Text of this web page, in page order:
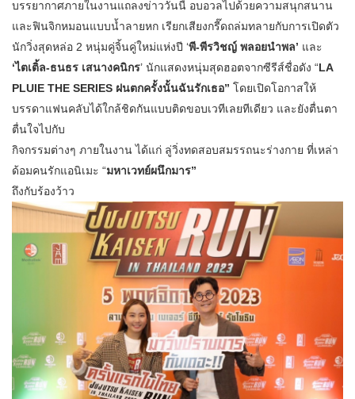
บรรยากาศภายในงานแถลงข่าววันนี้ อบอวลไปด้วยความสนุกสนาน
และฟินจิกหมอนแบบน้ำลายหก เรียกเสียงกรี๊ดถล่มทลายกับการเปิดตัว
นักวิ่งสุดหล่อ 2 หนุ่มคู่จิ้นคู่ใหม่แห่งปี ‘พี-พีรวิชญ์ พลอยนำพล’ และ
‘ไตเติ้ล-ธนธร เสนางคนิกร’ นักแสดงหนุ่มสุดฮอตจากซีรีส์ชื่อดัง “LA
PLUIE THE SERIES ฝนตกครั้งนั้นฉันรักเธอ” โดยเปิดโอกาสให้
บรรดาแฟนคลับได้ใกล้ชิดกันแบบติดขอบเวทีเลยทีเดียว และยังตื่นตา
ตื่นใจไปกับ
กิจกรรมต่างๆ ภายในงาน ได้แก่ ลู่วิ่งทดสอบสมรรถนะร่างกาย ที่เหล่า
ด้อมคนรักแอนิเมะ “มหาเวทย์ผนึกมาร”
ถึงกับร้องว้าว